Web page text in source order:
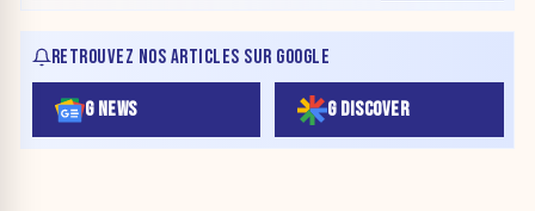
RETROUVEZ NOS ARTICLES SUR GOOGLE
G NEWS G DISCOVER